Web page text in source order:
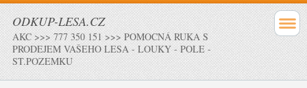
ODKUP-LESA.CZ
AKC >>> 777 350 151 >>> POMOCNÁ RUKA S
PRODEJEM VAŠEHO LESA - LOUKY - POLE -
ST.POZEMKU